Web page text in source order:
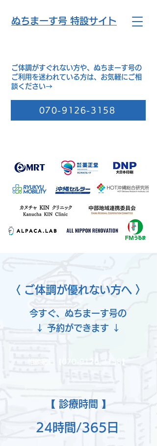
​ぬちまーす号 特設サイト
ご体調がすぐれない方や、ぬちまーす号の
ご利用を迷われている方は、お気軽にご相
談ください→
070-9126-3158
〈 ご体調が優れない方へ 〉
今すぐ、ぬちまーす号の
↓ 予約ができます ↓
相談窓口【070-9126-3158】
【 診療時間 】
24時間/365日